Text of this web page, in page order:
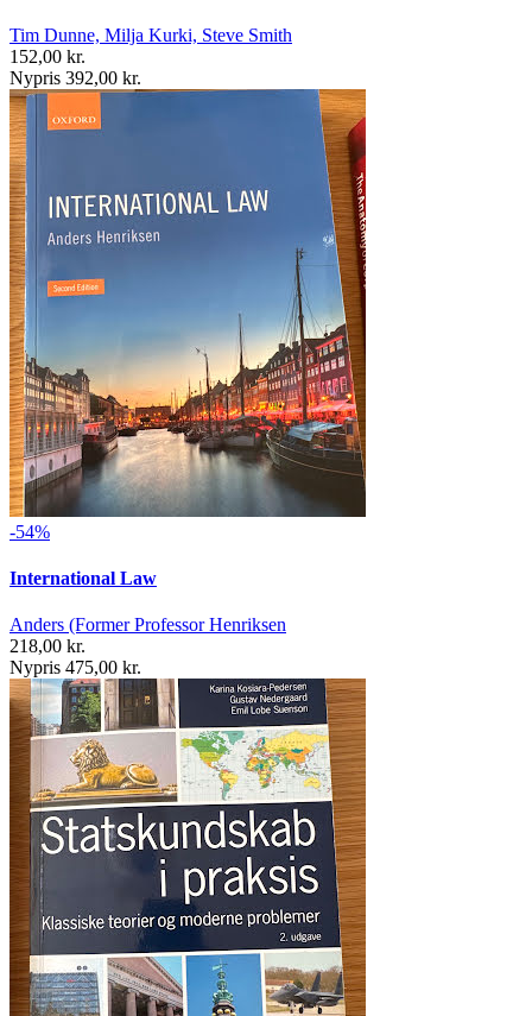
Tim Dunne, Milja Kurki, Steve Smith
152,00 kr.
Nypris 392,00 kr.
-54%
International Law
Anders (Former Professor Henriksen
218,00 kr.
Nypris 475,00 kr.